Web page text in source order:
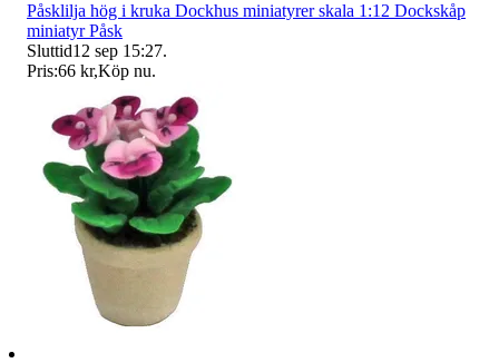
Påsklilja hög i kruka Dockhus miniatyrer skala 1:12 Dockskåp
miniatyr Påsk
Sluttid12 sep 15:27.
Pris:66 kr,Köp nu.